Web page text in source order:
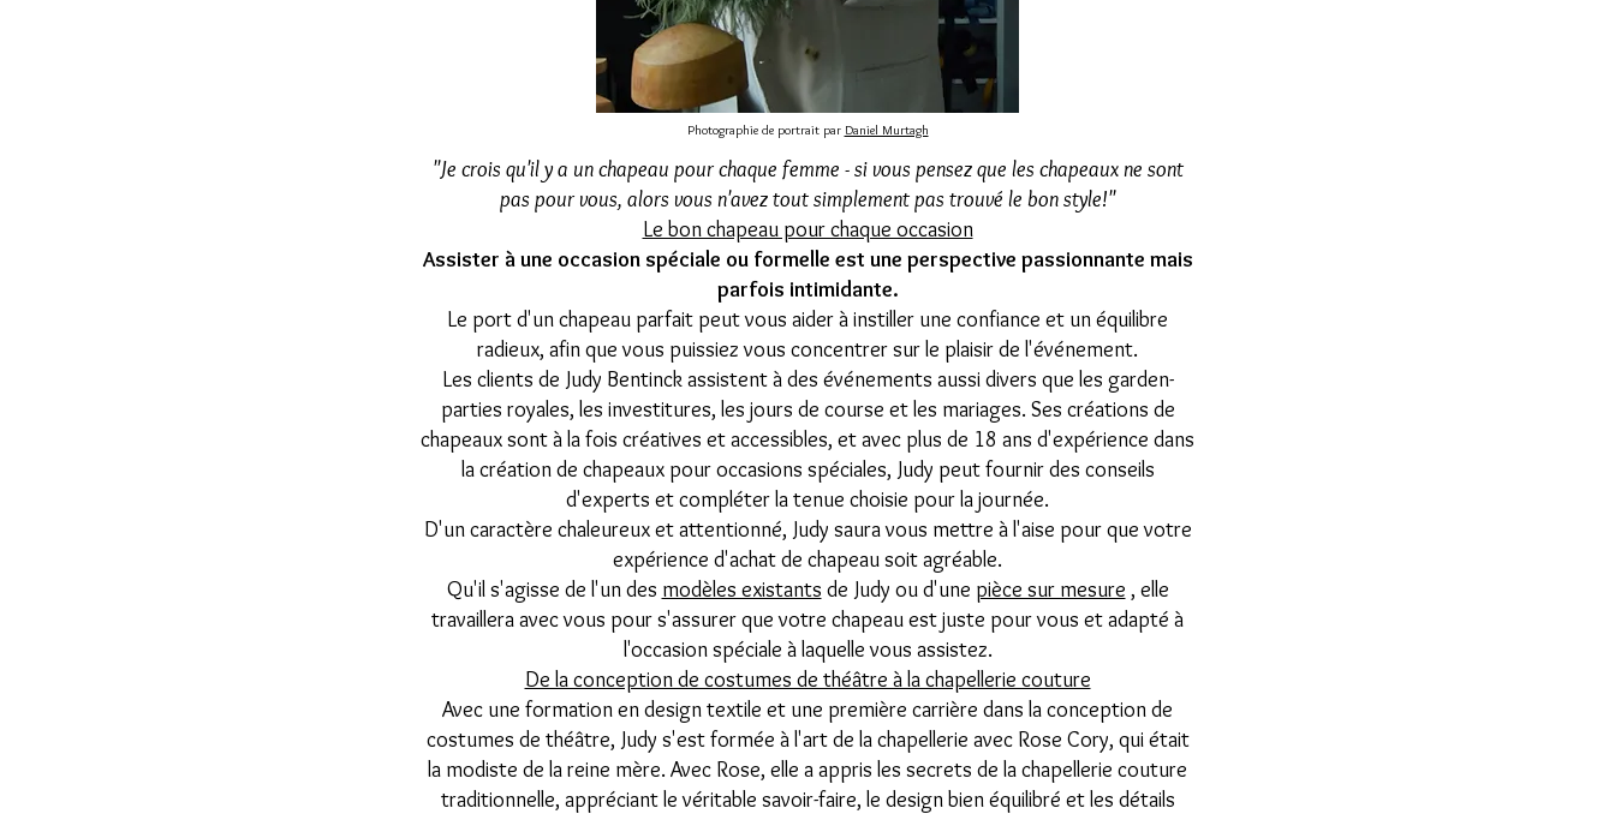
Photographie de portrait par Daniel Murtagh
"Je crois qu'il y a un chapeau pour chaque femme - si vous pensez que les chapeaux ne sont
pas pour vous, alors vous n'avez tout simplement pas trouvé le bon style!"
Le bon chapeau pour chaque occasion
Assister à une occasion spéciale ou formelle est une perspective passionnante mais
parfois intimidante.
Le port d'un chapeau parfait peut vous aider à instiller une confiance et un équilibre
radieux, afin que vous puissiez vous concentrer sur le plaisir de l'événement.
Les clients de Judy Bentinck assistent à des événements aussi divers que les garden-
parties royales, les investitures, les jours de course et les mariages. Ses créations de
chapeaux sont à la fois créatives et accessibles, et avec plus de 18 ans d'expérience dans
la création de chapeaux pour occasions spéciales, Judy peut fournir des conseils
d'experts et compléter la tenue choisie pour la journée.
D'un caractère chaleureux et attentionné, Judy saura vous mettre à l'aise pour que votre
expérience d'achat de chapeau soit agréable.
Qu'il s'agisse de l'un des modèles existants de Judy ou d'une pièce sur mesure , elle
travaillera avec vous pour s'assurer que votre chapeau est juste pour vous et adapté à
l'occasion spéciale à laquelle vous assistez.
De la conception de costumes de théâtre à la chapellerie couture
Avec une formation en design textile et une première carrière dans la conception de
costumes de théâtre, Judy s'est formée à l'art de la chapellerie avec Rose Cory, qui était
la modiste de la reine mère. Avec Rose, elle a appris les secrets de la chapellerie couture
traditionnelle, appréciant le véritable savoir-faire, le design bien équilibré et les détails